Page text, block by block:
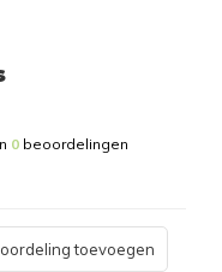
0 beoordelingen
toevoegen